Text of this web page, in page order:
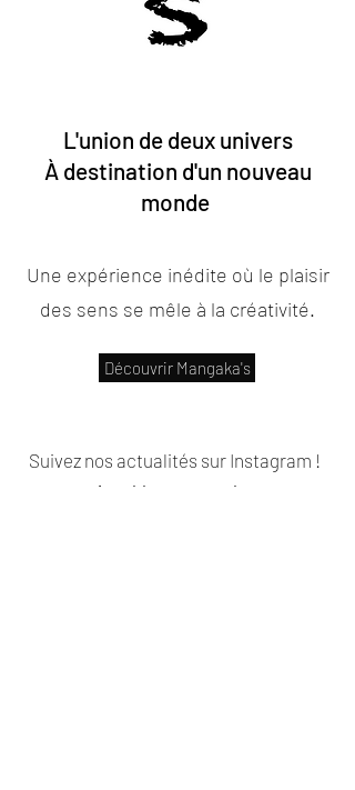
L'union de deux univers
À destination d'un nouveau
monde
Une expérience inédite où le plaisir
des sens se mêle à la créativité.
Découvrir Mangaka's
Suivez nos actualités sur Instagram !
@vignobles_gagne_barrat